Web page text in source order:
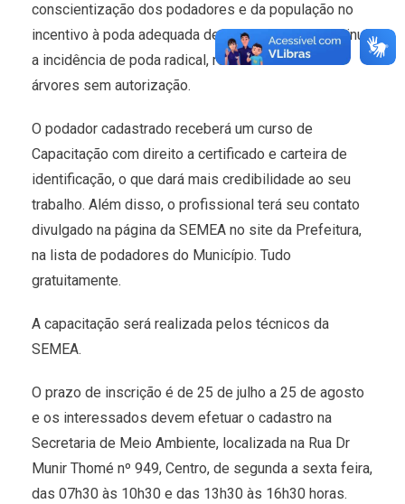
conscientização dos podadores e da população no
incentivo à poda adequada de árvore, visando diminuir
a incidência de poda radical, retirada e corte de
árvores sem autorização.
O podador cadastrado receberá um curso de
Capacitação com direito a certificado e carteira de
identificação, o que dará mais credibilidade ao seu
trabalho. Além disso, o profissional terá seu contato
divulgado na página da SEMEA no site da Prefeitura,
na lista de podadores do Município. Tudo
gratuitamente.
A capacitação será realizada pelos técnicos da
SEMEA.
O prazo de inscrição é de 25 de julho a 25 de agosto
e os interessados devem efetuar o cadastro na
Secretaria de Meio Ambiente, localizada na Rua Dr
Munir Thomé nº 949, Centro, de segunda a sexta feira,
das 07h30 às 10h30 e das 13h30 às 16h30 horas.